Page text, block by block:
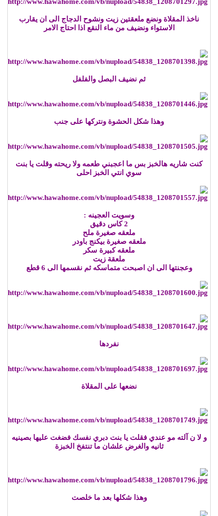
ناخذ المقلاة ونضع ملعقتين زيت ونشوح الدجاج الى ان يقارب
الاستواء ونضيف من ماء النقع اذا احتاج الامر
ثم نضيف البصل والفلفل
وهذا شكل الحشوة ونتركها على جنب
كنت شاريه هالخبز بس ما اعجبني طعمه ولا ريحته وقلت يا بنت
سوي انتي الخبز احلى
وسويت العجينه :
2 كاس دقيق
ملعقه صغيرة ملح
ملعقه صغيرة بيكنج باودر
ملعقه كبيرة سكر
ملعقة زيت
وعجنتها الى ان اصبحت متماسكه ثم نقسمها الى 6 قطع
نفردها
نضعها على المقلاة
و لا ن آلته مو عندي فقلت يا بنت دبري نفسك فضغت عليها بصينيه
ثانيه والغرض علشان ما تنتفخ الخبزة
وهذا شكلها بعد ما خلصت